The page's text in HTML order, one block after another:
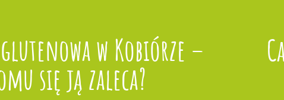
w Kobiórze –
się ją zaleca?